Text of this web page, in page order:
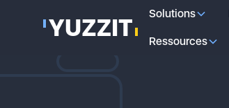
Solutions
Ressources